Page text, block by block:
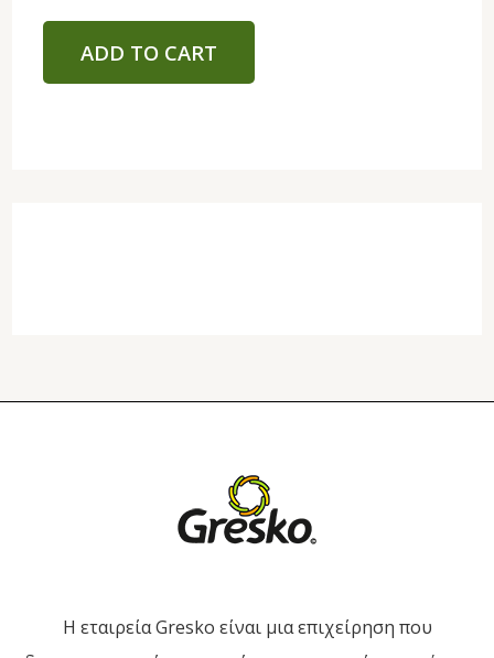
ADD TO CART
H εταιρεία Gresko είναι μια επιχείρηση που